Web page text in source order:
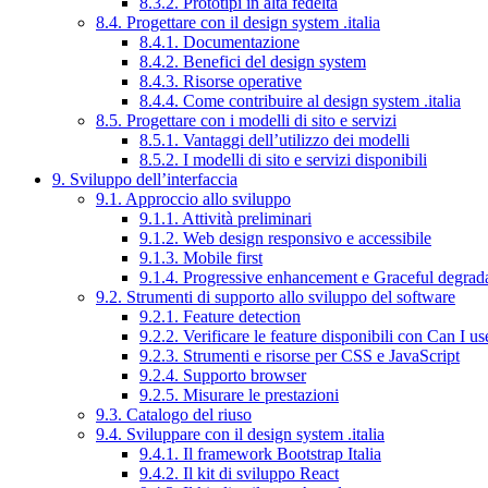
8.4. Progettare con il design system .italia
8.4.1. Documentazione
8.4.2. Benefici del design system
8.4.3. Risorse operative
8.4.4. Come contribuire al design system .italia
8.5. Progettare con i modelli di sito e servizi
8.5.1. Vantaggi dell’utilizzo dei modelli
8.5.2. I modelli di sito e servizi disponibili
9. Sviluppo dell’interfaccia
9.1. Approccio allo sviluppo
9.1.1. Attività preliminari
9.1.2. Web design responsivo e accessibile
9.1.3. Mobile first
9.1.4. Progressive enhancement e Graceful
9.2. Strumenti di supporto allo sviluppo del software
9.2.1. Feature detection
9.2.2. Verificare le feature disponibili con Can I
9.2.3. Strumenti e risorse per CSS e JavaScript
9.2.4. Supporto browser
9.2.5. Misurare le prestazioni
9.3. Catalogo del riuso
9.4. Sviluppare con il design system .italia
9.4.1. Il framework Bootstrap Italia
9.4.2. Il kit di sviluppo React